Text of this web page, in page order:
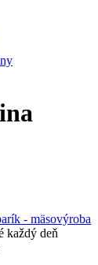
- mäsovýroba
každý deň